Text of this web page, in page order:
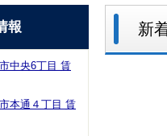
報
中央6丁目 賃
市本通４丁目 賃
新